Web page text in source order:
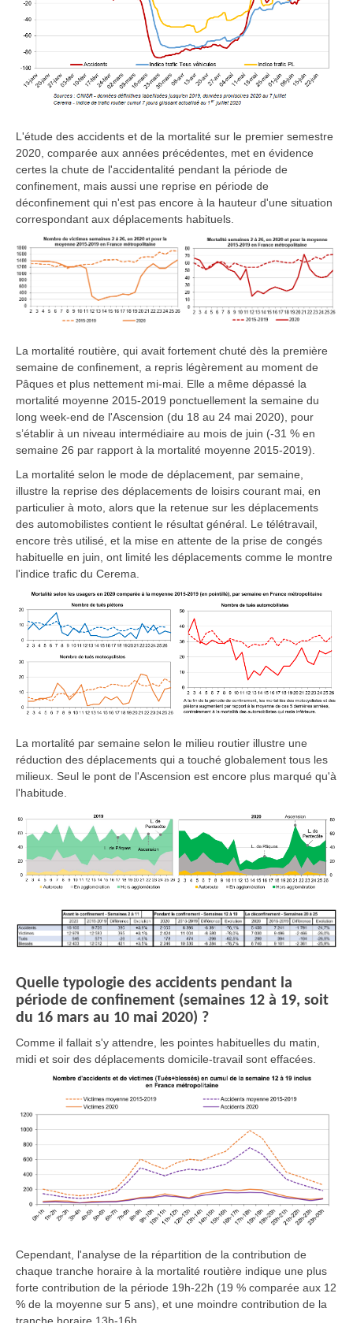
L'étude des accidents et de la mortalité sur le premier semestre
2020, comparée aux années précédentes, met en évidence
certes la chute de l'accidentalité pendant la période de
confinement, mais aussi une reprise en période de
déconfinement qui n'est pas encore à la hauteur d'une situation
correspondant aux déplacements habituels.
La mortalité routière, qui avait fortement chuté dès la première
semaine de confinement, a repris légèrement au moment de
Pâques et plus nettement mi-mai. Elle a même dépassé la
mortalité moyenne 2015-2019 ponctuellement la semaine du
long week-end de l'Ascension (du 18 au 24 mai 2020), pour
s’établir à un niveau intermédiaire au mois de juin (-31 % en
semaine 26 par rapport à la mortalité moyenne 2015-2019).
La mortalité selon le mode de déplacement, par semaine,
illustre la reprise des déplacements de loisirs courant mai, en
particulier à moto, alors que la retenue sur les déplacements
des automobilistes contient le résultat général. Le télétravail,
encore très utilisé, et la mise en attente de la prise de congés
habituelle en juin, ont limité les déplacements comme le montre
l'indice trafic du Cerema.
La mortalité par semaine selon le milieu routier illustre une
réduction des déplacements qui a touché globalement tous les
milieux. Seul le pont de l'Ascension est encore plus marqué qu'à
l'habitude.
Quelle typologie des accidents pendant la
période de confinement (semaines 12 à 19, soit
du 16 mars au 10 mai 2020) ?
Comme il fallait s'y attendre, les pointes habituelles du matin,
midi et soir des déplacements domicile-travail sont effacées.
Cependant, l'analyse de la répartition de la contribution de
chaque tranche horaire à la mortalité routière indique une plus
forte contribution de la période 19h-22h (19 % comparée aux 12
% de la moyenne sur 5 ans), et une moindre contribution de la
tranche horaire 13h-16h.